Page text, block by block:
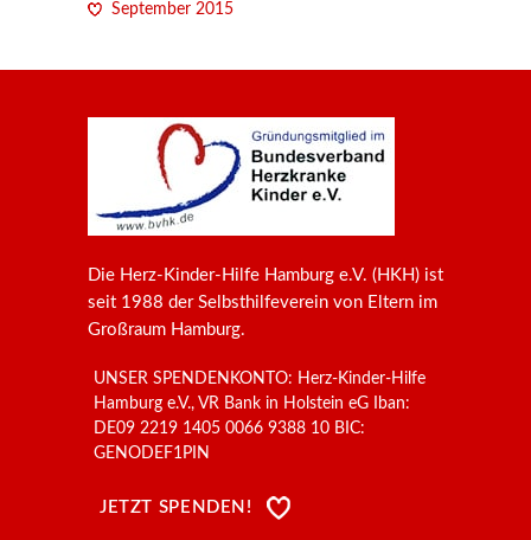
September 2015
Die Herz-Kinder-Hilfe Hamburg e.V. (HKH) ist
seit 1988 der Selbsthilfeverein von Eltern im
Großraum Hamburg.
UNSER SPENDENKONTO: Herz-Kinder-Hilfe
Hamburg e.V., VR Bank in Holstein eG Iban:
DE09 2219 1405 0066 9388 10 BIC:
GENODEF1PIN
JETZT SPENDEN!